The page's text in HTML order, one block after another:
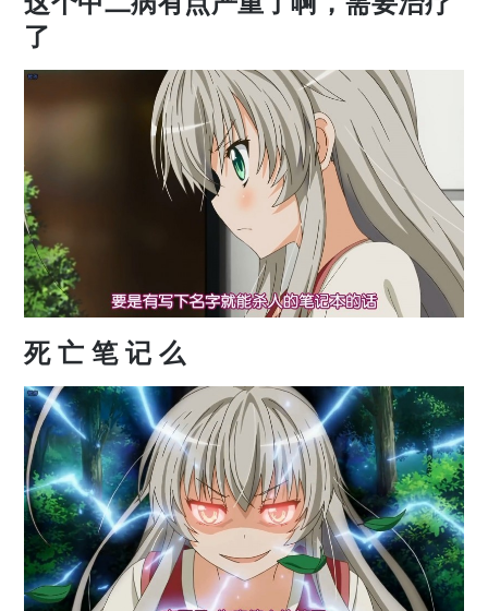
了
死 亡 笔 记 么